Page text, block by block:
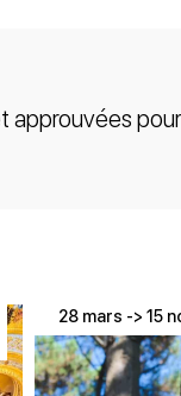
28 mars -> 15